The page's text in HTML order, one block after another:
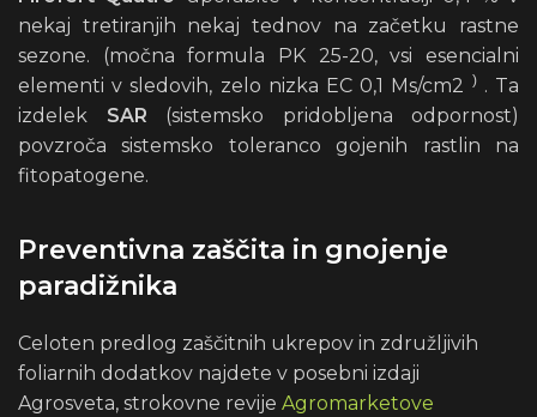
nekaj tretiranjih nekaj tednov na začetku rastne
sezone. (močna formula PK 25-20, vsi esencialni
elementi v sledovih, zelo nizka EC 0,1 Ms/cm2
). Ta
izdelek SAR (sistemsko pridobljena odpornost)
povzroča sistemsko toleranco gojenih rastlin na
fitopatogene.
Preventivna zaščita in gnojenje
paradižnika
Celoten predlog zaščitnih ukrepov in združljivih
foliarnih dodatkov najdete v posebni izdaji
Agrosveta, strokovne revije Agromarketove